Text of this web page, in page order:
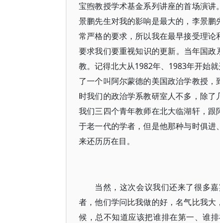
宝煦教授学术基金系列讲座的首场演
景鹏先生对我的影响是最大的，李景
常严格的要求，所以我在最早接受理
要求我们要重视知识的更新。当年国
教。记得北大从1982年、1983年开始
了一个叫阿尔蒙德的美国政治学教授
时我们的政治学系教研室人不多，除
我们三四个青年教师在北大临湖轩，
于老一代的学者，但是他那种与时俱
来还历历在目。
当然，这次会议我们还来了很多
者，他们学问比我做的好，名气比我
候，总不知道应该把谁排在第一、谁